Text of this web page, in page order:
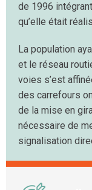
de 1996
qu’elle était
La population
et le réseau
voies s’est
des carrefours
de la mise en
nécessaire de
signalisation